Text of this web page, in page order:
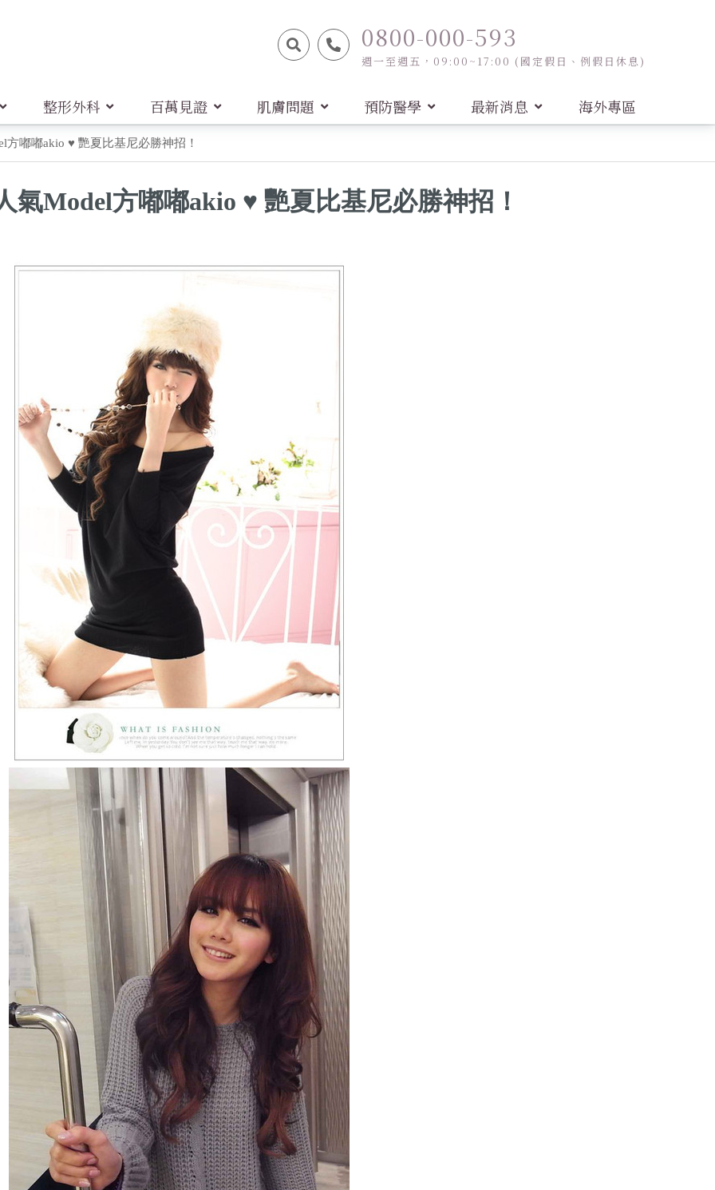
0800-000-593
週一至週五，09:00~17:00 (國定假日、例假日休息)
整形外科 百萬見證 肌膚問題 預防醫學 最新消息 海外專區
方嘟嘟akio ♥ 艷夏比基尼必勝神招！
氣Model方嘟嘟akio ♥ 艷夏比基尼必勝神招！